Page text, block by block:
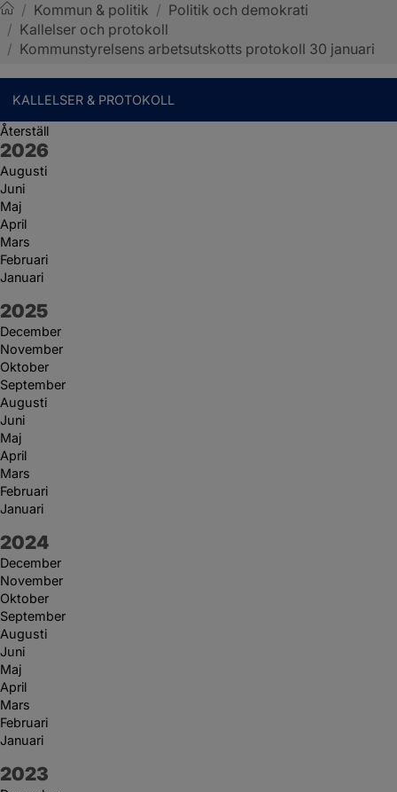
Sotenäs kommun
/ Kommun & politik / Politik och demokrati
/ Kallelser och protokoll
/ Kommunstyrelsens arbetsutskotts protokoll 30 januari
KALLELSER & PROTOKOLL
Återställ
År:
2026
Augusti
Juni
Maj
April
Mars
Februari
Januari
År:
2025
December
November
Oktober
September
Augusti
Juni
Maj
April
Mars
Februari
Januari
År:
2024
December
November
Oktober
September
Augusti
Juni
Maj
April
Mars
Februari
Januari
År:
2023